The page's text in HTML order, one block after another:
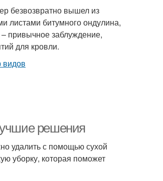
безвозвратно вышел из
листами битумного ондулина,
привычное заблуждение,
для кровли.
решения
удалить с помощью сухой
уборку, которая поможет